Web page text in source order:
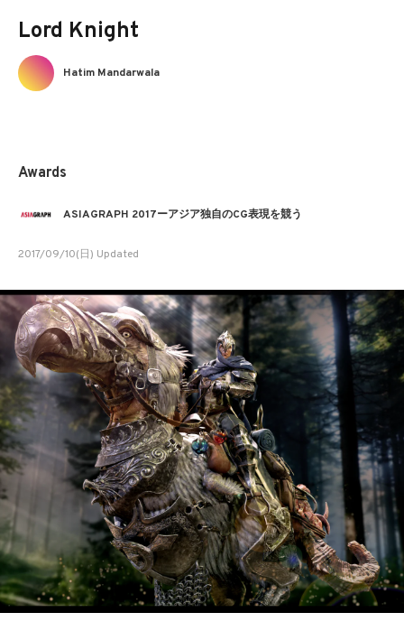
Lord Knight
Hatim Mandarwala
Awards
ASIAGRAPH 2017ーアジア独自のCG表現を競う
2017/09/10(日) Updated